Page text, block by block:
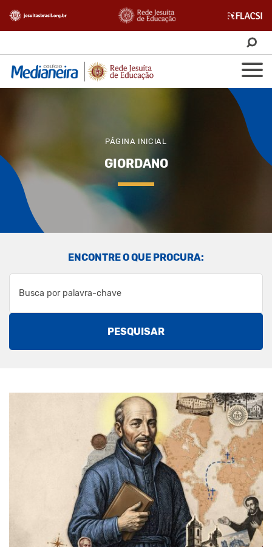
PÁGINA INICIAL
GIORDANO
ENCONTRE O QUE PROCURA:
PESQUISAR